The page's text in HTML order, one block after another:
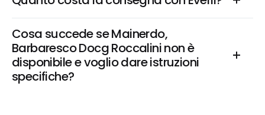
Cosa succede se Mainerdo,
Barbaresco Docg Roccalini non è
disponibile e voglio dare istruzioni
specifiche?